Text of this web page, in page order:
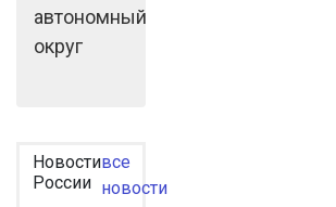
автономный
округ
Новости
России
все
новости